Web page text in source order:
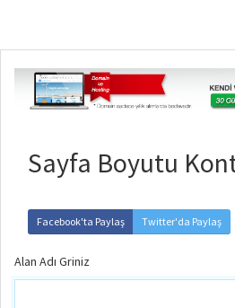
Sayfa Boyutu
Facebook'ta Paylaş Twitter'da Paylaş
Alan Adı Griniz